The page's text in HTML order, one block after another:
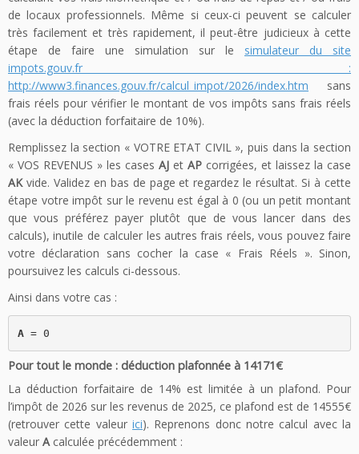
de locaux professionnels. Même si ceux-ci peuvent se calculer
très facilement et très rapidement, il peut-être judicieux à cette
étape de faire une simulation sur le simulateur du site
impots.gouv.fr :
http://www3.finances.gouv.fr/calcul_impot/2026/index.htm sans
frais réels pour vérifier le montant de vos impôts sans frais réels
(avec la déduction forfaitaire de 10%).
Remplissez la section « VOTRE ETAT CIVIL », puis dans la section
« VOS REVENUS » les cases AJ et AP corrigées, et laissez la case
AK vide. Validez en bas de page et regardez le résultat. Si à cette
étape votre impôt sur le revenu est égal à 0 (ou un petit montant
que vous préférez payer plutôt que de vous lancer dans des
calculs), inutile de calculer les autres frais réels, vous pouvez faire
votre déclaration sans cocher la case « Frais Réels ». Sinon,
poursuivez les calculs ci-dessous.
Ainsi dans votre cas :
A = 0
Pour tout le monde : déduction plafonnée à 14171€
La déduction forfaitaire de 14% est limitée à un plafond. Pour
l’impôt de 2026 sur les revenus de 2025, ce plafond est de 14555€
(retrouver cette valeur ici). Reprenons donc notre calcul avec la
valeur Acalculée précédemment :